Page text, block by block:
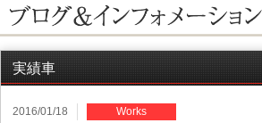
実績車
2016/01/18 Works